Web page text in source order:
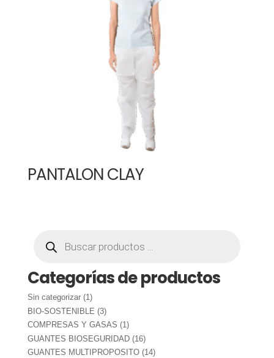
PANTALON CLAY
productos
Categorías de productos
Sin categorizar 11
producto
BIO-SOSTENIBLE 33
productos
COMPRESAS Y GASAS 11
producto
GUANTES BIOSEGURIDAD 1616
productos
GUANTES MULTIPROPOSITO 1414